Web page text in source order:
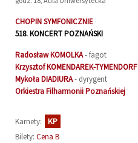
CHOPIN SYMFONICZNIE
518.KONCERT POZNAŃSKI
RadosławKOMOLKA- fagot
KrzysztofKOMENDAREK-TYMENDORF
MykołaDIADIURA- dyrygent
Orkiestra Filharmonii Poznańskiej
Karnety: KP
Bilety: Cena B